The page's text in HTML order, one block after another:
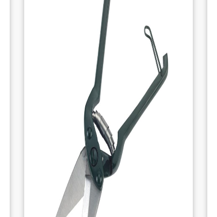
, la lame reste tranchante,
réduisant ainsi le besoin d’affûtages
fréquents et améliorant la performance
sur le long terme.
Tranchant de lame traité
tranchant de
a été soigneusement traité pour
garantir une coupe précise et nette. Ce
traitement permet de maintenir une
grande précision de coupe, même lors de
tâches complexes ou prolongées.
Poignée ergonomique en bois
est équipée d’unepoignée ergonomique
, assurant une prise en main
confortable et antidérapante. Cela permet
de travailler sans fatigue, même lors d’une
utilisation prolongée. La forme de la
poignée offre une prise naturelle et
améliore le confort d’utilisation.